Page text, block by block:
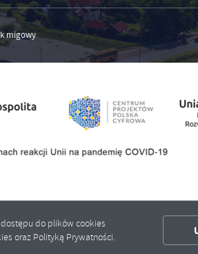
migowy
do plików cookies
oraz Polityką Prywatności.